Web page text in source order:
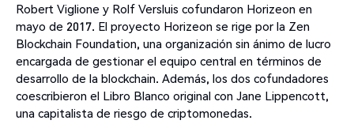
Robert Viglione y Rolf Versluis cofundaron Horizeon en
mayo de 2017. El proyecto Horizeon se rige por la Zen
Blockchain Foundation, una organización sin ánimo de lucro
encargada de gestionar el equipo central en términos de
desarrollo de la blockchain. Además, los dos cofundadores
coescribieron el Libro Blanco original con Jane Lippencott,
una capitalista de riesgo de criptomonedas.